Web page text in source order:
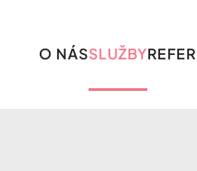
O NÁSSLUŽBY